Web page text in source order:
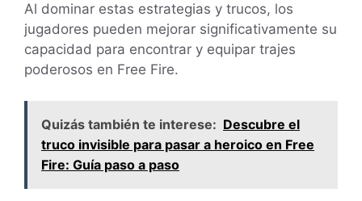
Al dominar estas estrategias y trucos, los
jugadores pueden mejorar significativamente su
capacidad para encontrar y equipar trajes
poderosos en Free Fire.
Quizás también te interese: Descubre el
truco invisible para pasar a heroico en Free
Fire: Guía paso a paso